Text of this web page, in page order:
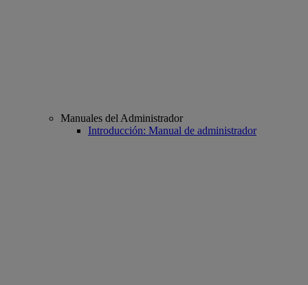
Manuales del Administrador
Introducción: Manual de administrador